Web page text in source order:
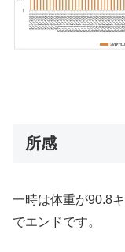
所感
一時は体重が90.8
でエンドです。